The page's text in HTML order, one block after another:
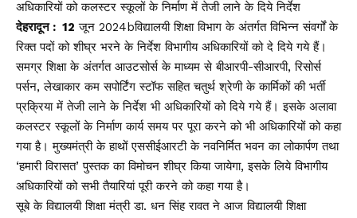
अधिकारियों को कलस्टर स्कूलों के निर्माण में तेजी लाने के दिये निर्देश
देहरादून : 12 जून 2024bविद्यालयी शिक्षा विभाग के अंतर्गत विभिन्न संवर्गों के
रिक्त पदों को शीघ्र भरने के निर्देश विभागीय अधिकारियों को दे दिये गये हैं।
समग्र शिक्षा के अंतर्गत आउटसोर्स के माध्यम से बीआरपी-सीआरपी, रिसोर्स
पर्सन, लेखाकार कम सपोर्टिंग स्टॉफ सहित चतुर्थ श्रेणी के कार्मिकों की भर्ती
प्रक्रिया में तेजी लाने के निर्देश भी अधिकारियों को दिये गये हैं। इसके अलावा
कलस्टर स्कूलों के निर्माण कार्य समय पर पूरा करने को भी अधिकारियों को कहा
गया है। मुख्यमंत्री के हाथों एससीईआरटी के नवनिर्मित भवन का लोकार्पण तथा
‘हमारी विरासत’ पुस्तक का विमोचन शीघ्र किया जायेगा, इसके लिये विभागीय
अधिकारियों को सभी तैयारियां पूरी करने को कहा गया है।
सूबे के विद्यालयी शिक्षा मंत्री डा. धन सिंह रावत ने आज विद्यालयी शिक्षा